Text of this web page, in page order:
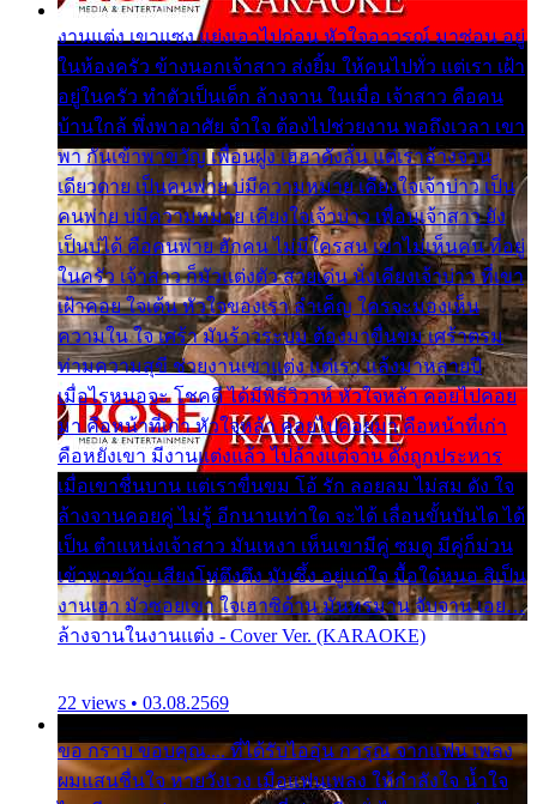
งานแต่ง เขาแซง แย่งเอาไปก่อน หัวใจอาวรณ์ มาซ่อน อยู่
ในห้องครัว ข้างนอกเจ้าสาว ส่งยิ้ม ให้คนไปทั่ว แต่เรา เฝ้า
อยู่ในครัว ทำตัวเป็นเด็ก ล้างจาน ในเมื่อ เจ้าสาว คือคน
บ้านใกล้ พึ่งพาอาศัย จำใจ ต้องไปช่วยงาน พอถึงเวลา เขา
พา กันเข้าพาขวัญ เพื่อนฝูง เฮฮาดังลั่น แต่เราล้างจาน
เดียวดาย เป็นคนพ่าย บ่มีความหมาย เคียงใจเจ้าบ่าว เป็น
คนพ่าย บ่มีความหมาย เคียงใจเจ้าบ่าว เพื่อนเจ้าสาว ยัง
เป็นบ่ได้ คือคนพ่าย ฮักคน ไม่มีใครสน เขาไม่เห็นคน ที่อยู่
ในครัว เจ้าสาว ก็มัวแต่งตัว สวยเด่น นั่งเคียงเจ้าบ่าว ที่เขา
เฝ้าคอย ใจเต้น หัวใจของเรา ลำเค็ญ ใครจะมองเห็น
ความใน ใจ เศร้า มันร้าวระบม ต้องมาขื่นขม เศร้าตรม
ท่ามความสุขี ช่วยงานเขาแต่ง แต่เรา แล้งมาหลายปี
เมื่อไรหนอจะ โชคดี ได้มีพิธีวิวาห์ หัวใจหล้า คอยไปคอย
มา คือหน้าที่เก่า หัวใจหล้า คอยไปคอยมา คือหน้าที่เก่า
คือหยังเขา มีงานแต่งแล้ว ไปล้างแต่จาน ดั่งถูกประหาร
เมื่อเขาชื่นบาน แต่เราขื่นขม โอ้ รัก ลอยลม ไม่สม ดัง ใจ
ล้างจานคอยคู่ ไม่รู้ อีกนานเท่าใด จะได้ เลื่อนขั้นบันได ได้
เป็น ตำแหน่งเจ้าสาว มันเหงา เห็นเขามีคู่ ซมดู มีคู่ก็ม่วน
เข้าพาขวัญ เสียงโห่ตึงตึง มันซึ้ง อยู่แก่ใจ มื้อใด๋หนอ สิเป็น
งานเฮา มัวซอยเขา ใจเฮาซิด้าน มันทรมาน จับจาน เอย…
ล้างจานในงานแต่ง - Cover Ver. (KARAOKE)
22 views • 03.08.2569
ขอ กราบ ขอบคุณ.... ที่ได้รับไออุ่น การุณ จากแฟน เพลง
ผมแสนชื่นใจ หายวังเวง เมื่อแฟนเพลง ให้กำลังใจ น้ำใจ